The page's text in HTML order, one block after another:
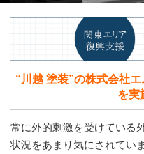
“川越 塗装”の株式会社
を
常に外的刺激を受けている
状況をあまり気にされてい